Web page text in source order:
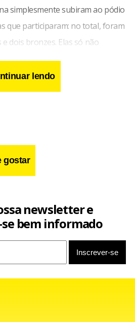
simplesmente subiram ao pódio
que participaram: no total, foram
dois bronzes. Elas só não
Varsóvia porque preferiram ficar
lendo
gostar
newsletter e
bem informado